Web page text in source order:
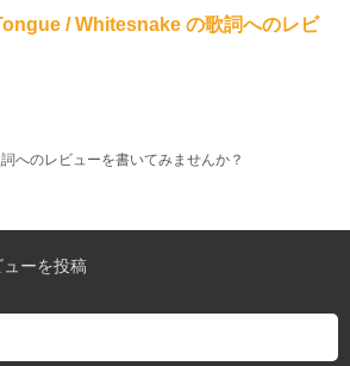
/ Whitesnake の歌詞へのレビ
へのレビューを書いてみませんか？
ーを投稿